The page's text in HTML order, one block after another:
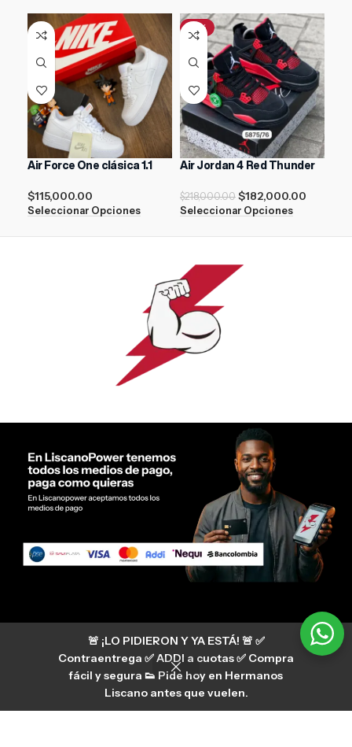
🚨 ¡LO PIDIERON Y YA ESTÁ! 🚨 ✅
Contraentrega ✅ ADDI a cuotas ✅ Compra
fácil y segura 👟 Pide hoy en Hermanos
Liscano antes que vuelen.
Air Force One clásica 1.1
$115,000.00
Seleccionar Opciones
-17%
Air Jordan 4 Red Thunder
$218,000.00 $182,000.00
Seleccionar Opciones
Si tienes algún tipo de duda, puedes consultar
nuestro centro de ayuda
hermanosliscano_10 Instagram
Aura
hermanosliscano Tik Tok
Únete a nuestros canales de difusión en
WhatsApp